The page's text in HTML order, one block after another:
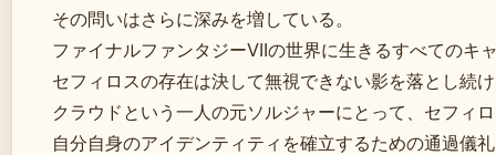
その問いはさらに深みを増している。
ファイナルファンタジーVIIの世界に生きるすべてのキ
セフィロスの存在は決して無視できない影を落とし続
クラウドという一人の元ソルジャーにとって、セフィ
自分自身のアイデンティティを確立するための通過儀